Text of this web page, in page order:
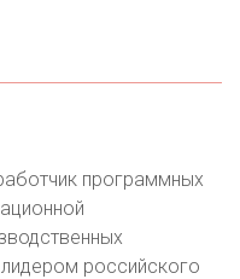
программных
российского